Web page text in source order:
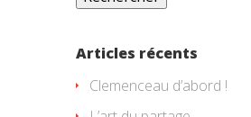
Articles récents
Clemenceau d’abord !